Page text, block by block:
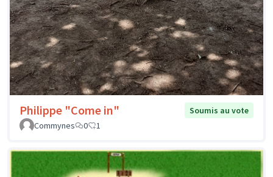
Philippe "Come in"
Soumis au vote
Commynes
0 1